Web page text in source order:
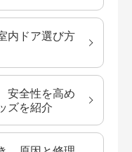
内ドア選び方
安全性を高め
ズを紹介